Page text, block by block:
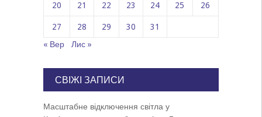
20 21 22 23 24 25 26
27 28 29 30
31
« Вер
Лис »
СВІЖІ ЗАПИСИ
Масштабне відключення світла у